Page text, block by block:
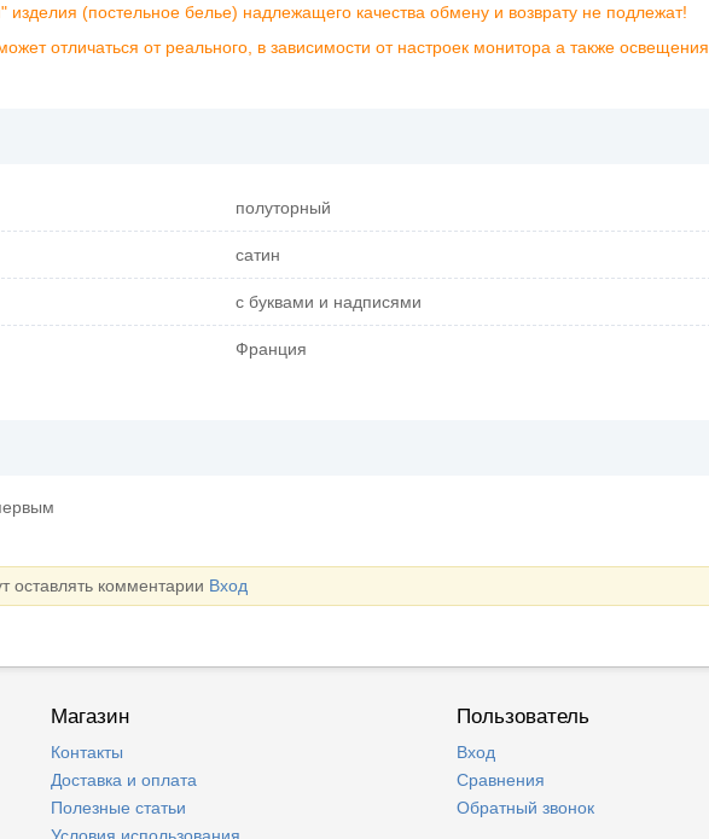
(постельное белье) надлежащего качества обмену и возврату не подлежат!
отличаться от реального, в зависимости от настроек монитора а также
полуторный
сатин
с буквами и надписями
Франция
оставлять комментарии Вход
Магазин
Контакты
Доставка и оплата
Полезные статьи
Условия использования
Пользователь
Вход
Сравнения
Обратный звонок